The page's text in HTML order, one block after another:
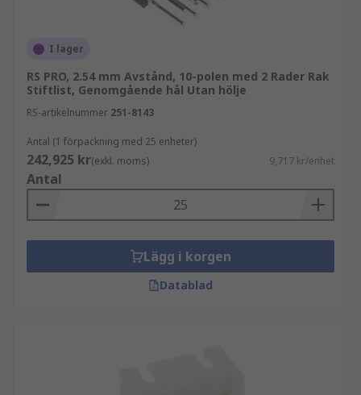
I lager
RS PRO, 2.54 mm Avstånd, 10-polen med 2 Rader Rak
Stiftlist, Genomgående hål Utan hölje
RS-artikelnummer 251-8143
Antal (1 förpackning med 25 enheter)
242,925 kr(exkl. moms) 9,717 kr/enhet
Antal
Lägg i korgen
Datablad